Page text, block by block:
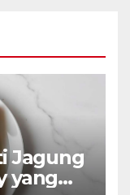
Jagung
yang